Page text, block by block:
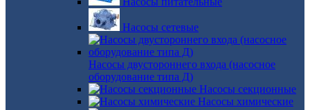
Насосы сетевые
Насосы двустороннего входа (насосное
оборудование типа Д)
Насосы секционные
Насосы химические